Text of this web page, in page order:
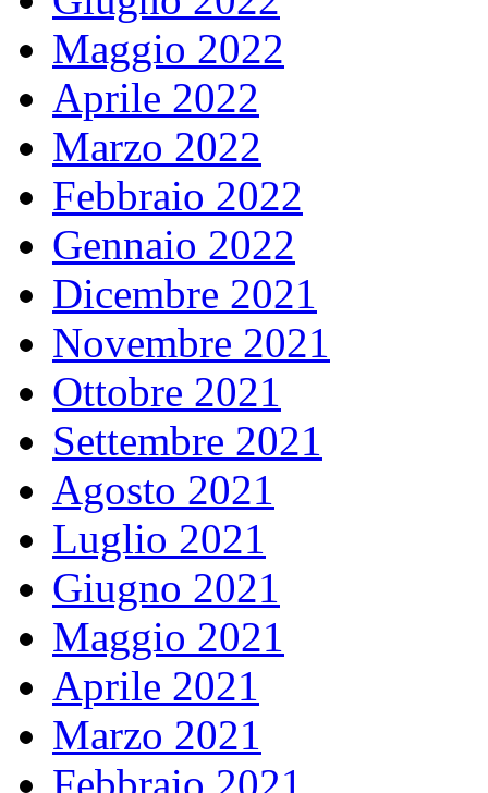
Maggio 2022
Aprile 2022
Marzo 2022
Febbraio 2022
Gennaio 2022
Dicembre 2021
Novembre 2021
Ottobre 2021
Settembre 2021
Agosto 2021
Luglio 2021
Giugno 2021
Maggio 2021
Aprile 2021
Marzo 2021
Febbraio 2021